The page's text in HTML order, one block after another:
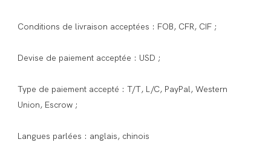
Type de paiement accepté : T/T, L/C, PayPal, Western